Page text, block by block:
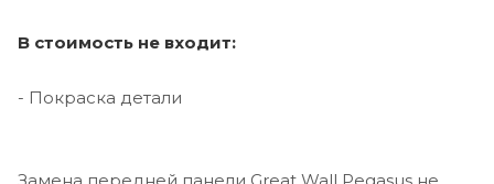
В стоимость не входит:
- Покраска детали